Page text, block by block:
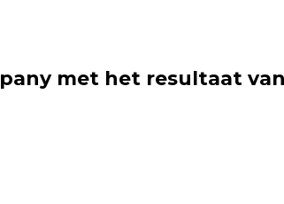
met het resultaat van